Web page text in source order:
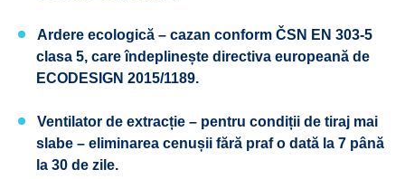
Ardere ecologică – cazan conform ČSN EN 303-5
clasa 5, care îndeplinește directiva europeană de
ECODESIGN 2015/1189.
Ventilator de extracție – pentru condiții de tiraj mai
slabe – eliminarea cenușii fără praf o dată la 7 până
la 30 de zile.